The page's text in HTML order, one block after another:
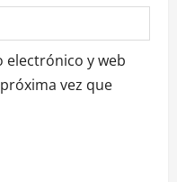
y web
vez que